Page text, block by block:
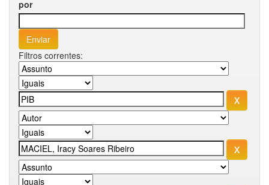
por
Filtros correntes: